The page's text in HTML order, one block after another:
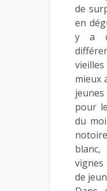
de
en
y a
mieux
jeunes
pour
du
de